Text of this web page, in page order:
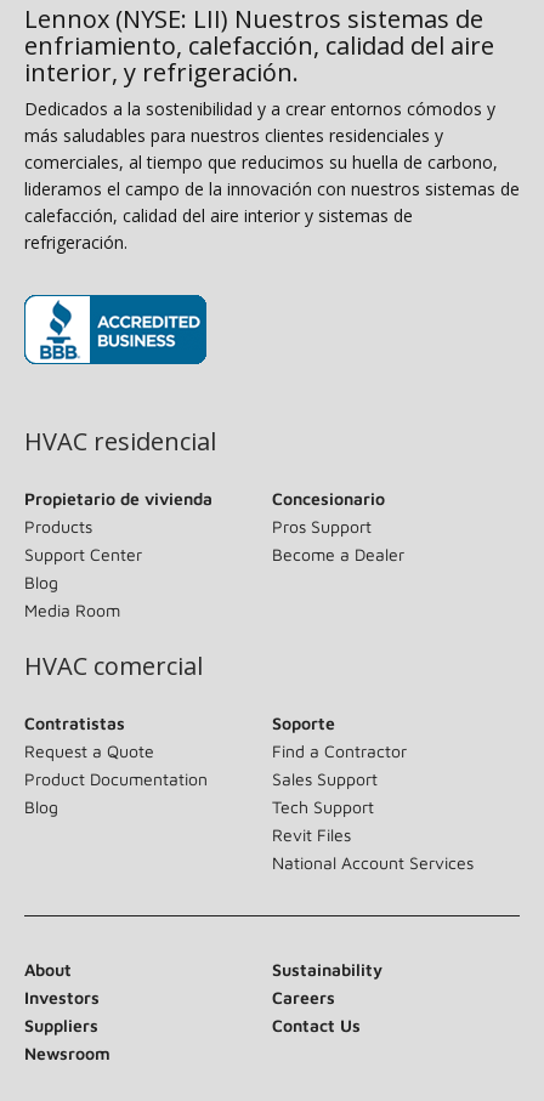
Lennox (NYSE: LII) Nuestros sistemas de
enfriamiento, calefacción, calidad del aire
interior, y refrigeración.
Dedicados a la sostenibilidad y a crear entornos cómodos y
más saludables para nuestros clientes residenciales y
comerciales, al tiempo que reducimos su huella de carbono,
lideramos el campo de la innovación con nuestros sistemas de
calefacción, calidad del aire interior y sistemas de
refrigeración.
HVAC residencial
Propietario de vivienda
Products
Support Center
Blog
Media Room
Concesionario
Pros Support
Become a Dealer
HVAC comercial
Contratistas
Request a Quote
Product Documentation
Blog
Soporte
Find a Contractor
Sales Support
Tech Support
Revit Files
National Account Services
About
Sustainability
Investors
Careers
Suppliers
Contact Us
Newsroom